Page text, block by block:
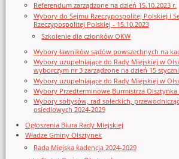
Referendum zarządzone na dzień 15.10.2023 r.
Wybory do Sejmu Rzeczypospolitej Polskiej i
Rzeczypospolitej Polskiej - 15.10.2023
Szkolenie dla członków OKW
Wybory ławników sądów powszechnych na
Wybory uzupełniające do Rady Miejskiej w
wyborczym nr 3 zarządzone na dzień 15
Wybory uzupełniające do Rady Miejskiej w
Wybory Przedterminowe Burmistrza Olsztynka
Wybory sołtysów, rad sołeckich,
osiedlowych 2024-2029
Ogłoszenia Biura Rady Miejskiej
Władze Gminy Olsztynek
Rada Miejska kadencja 2024-2029